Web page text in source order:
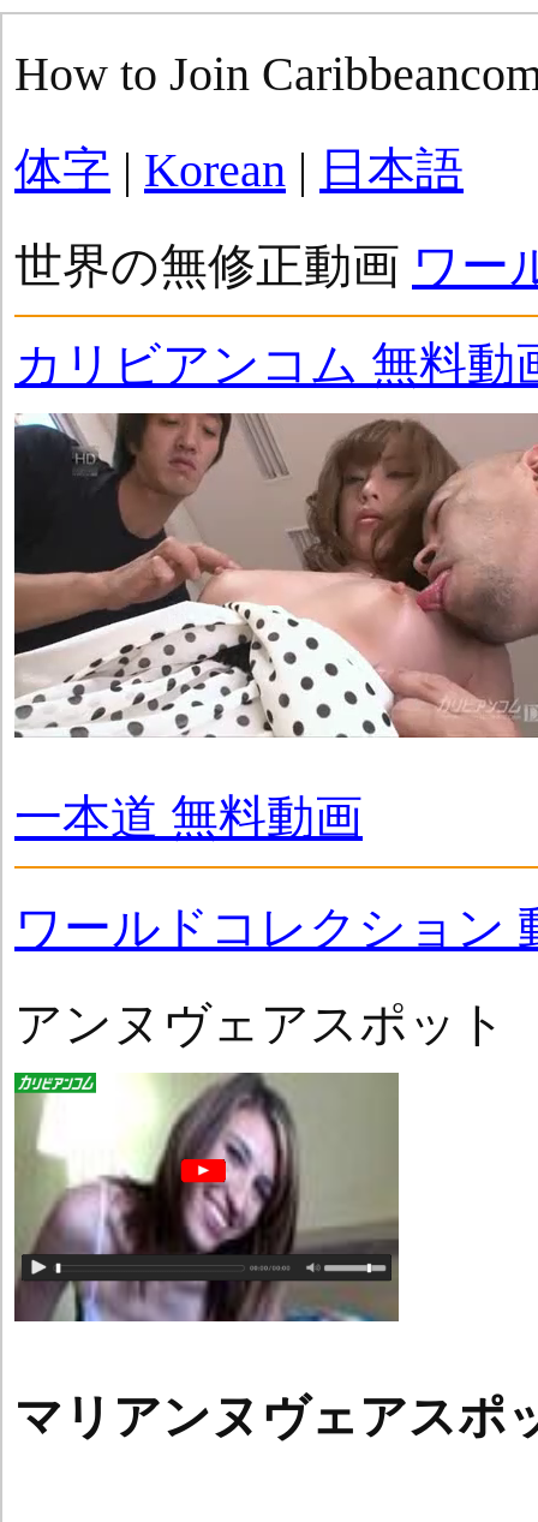
How to Join
体字 | Korean | 日本語
世界の無修正動画 ワー
カリビアンコム 無料動
一本道 無料動画
ワールドコレクション
アンヌヴェアスポット
マリアンヌヴェアスポ